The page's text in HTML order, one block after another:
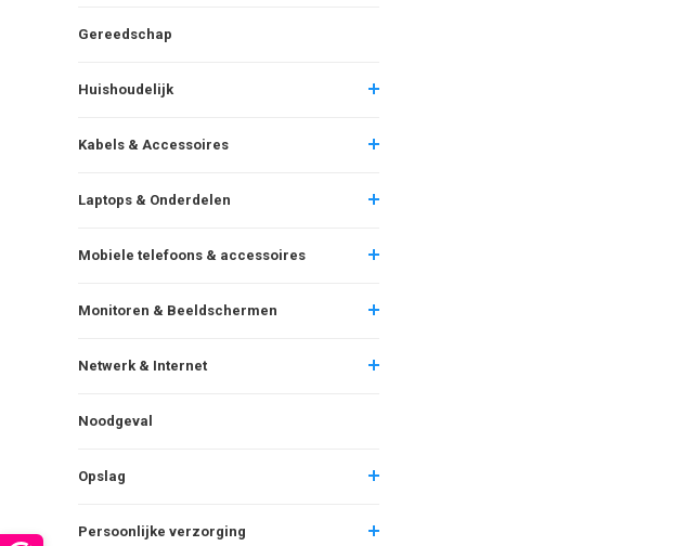
Gereedschap
Huishoudelijk
Kabels & Accessoires
Laptops & Onderdelen
Mobiele telefoons & accessoires
Monitoren & Beeldschermen
Netwerk & Internet
Noodgeval
Opslag
Persoonlijke verzorging